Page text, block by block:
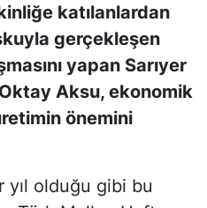
katılanlardan
gerçekleşen
yapan Sarıyer
Aksu, ekonomik
önemini
yıl olduğu gibi bu
GÜNDEMİ